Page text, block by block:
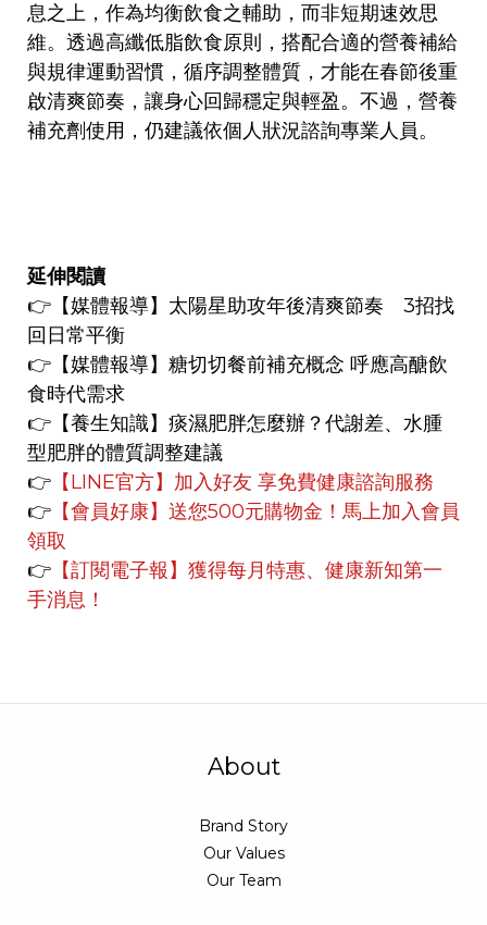
息之上，作為均衡飲食之輔助，而非短期速效思
維。透過高纖低脂飲食原則，搭配合適的營養補給
與規律運動習慣，循序調整體質，才能在春節後重
啟清爽節奏，讓身心回歸穩定與輕盈。不過，營養
補充劑使用，仍建議依個人狀況諮詢專業人員。
延伸閱讀
👉 【媒體報導】 太陽星助攻年後清爽節奏 3招找
回日常平衡
👉【媒體報導】 糖切切餐前補充概念 呼應高醣飲
食時代需求
👉【養生知識】 痰濕肥胖怎麼辦？代謝差、水腫
型肥胖的體質調整建議
👉 【LINE官方】 加入好友 享免費健康諮詢服務
👉 【會員好康】 送您500元購物金！馬上加入會員
領取
👉 【訂閱電子報】獲得每月特惠、健康新知第一
手消息！
About
Brand Story
Our Values
Our Team